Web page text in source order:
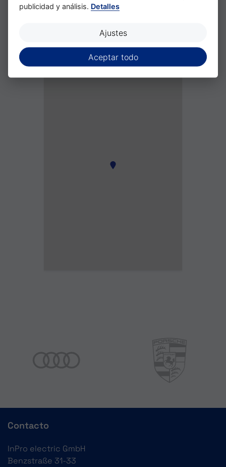
Location
Contacto
InPro electric GmbH
Benzstraße 31-33
publicidad y análisis. Detalles
Ajustes
Aceptar todo